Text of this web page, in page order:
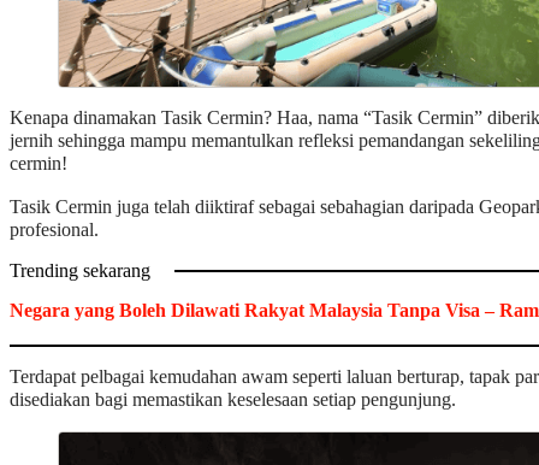
Kenapa dinamakan Tasik Cermin? Haa, nama “Tasik Cermin”
jernih sehingga mampu memantulkan refleksi pemandangan
cermin!
Tasik Cermin juga telah diiktiraf sebagai sebahagian daripada
profesional.
Trending sekarang
Negara yang Boleh Dilawati Rakyat Malaysia Tanpa Visa –
Terdapat pelbagai kemudahan awam seperti laluan berturap, tapak
disediakan bagi memastikan keselesaan setiap pengunjung.